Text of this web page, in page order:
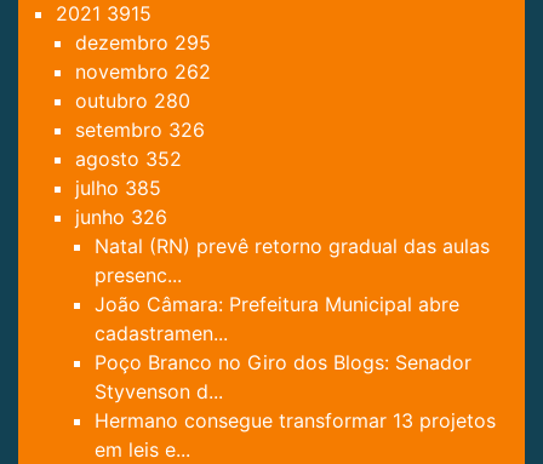
2021 3915
dezembro 295
novembro 262
outubro 280
setembro 326
agosto 352
julho 385
junho 326
Natal (RN) prevê retorno gradual das aulas
presenc...
João Câmara: Prefeitura Municipal abre
cadastramen...
Poço Branco no Giro dos Blogs: Senador
Styvenson d...
Hermano consegue transformar 13 projetos
em leis e...